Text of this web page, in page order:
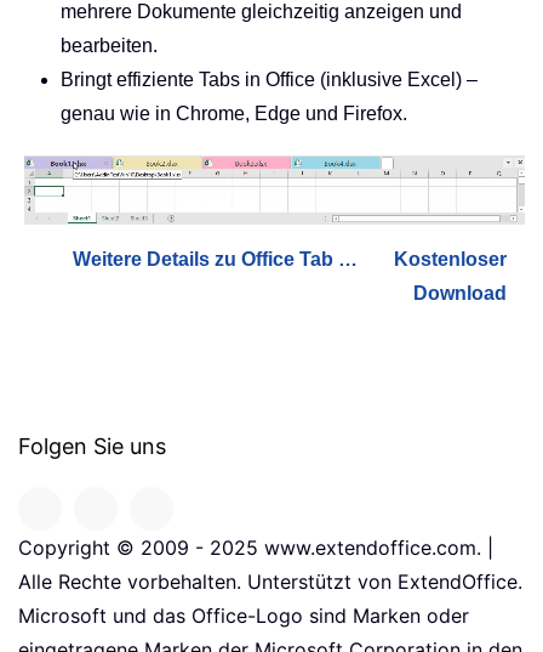
mehrere Dokumente gleichzeitig anzeigen und
bearbeiten.
Bringt effiziente Tabs in Office (inklusive Excel) –
genau wie in Chrome, Edge und Firefox.
Weitere Details zu Office Tab …
Kostenloser
Download
Folgen Sie uns
Copyright © 2009 - 2025 www.extendoffice.com. |
Alle Rechte vorbehalten. Unterstützt von ExtendOffice.
Microsoft und das Office-Logo sind Marken oder